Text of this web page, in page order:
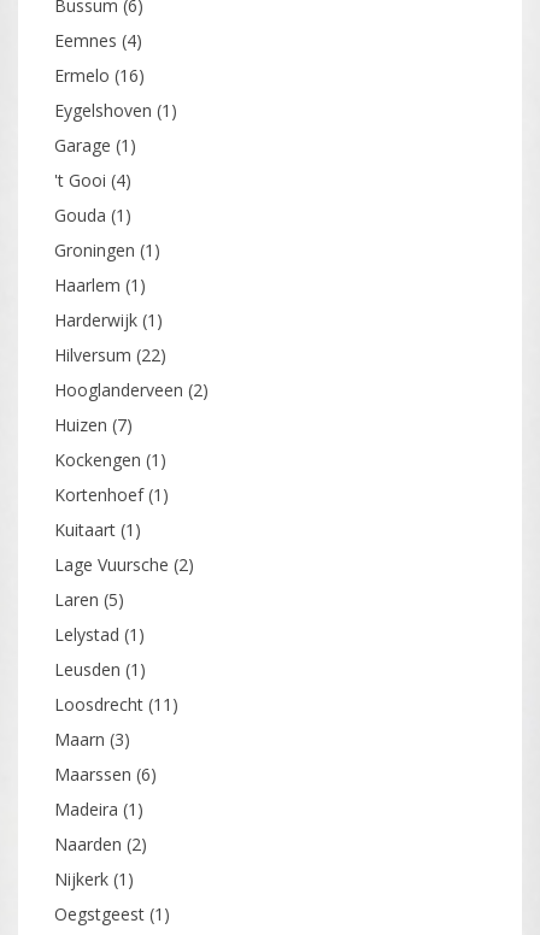
Bussum (6)
Eemnes (4)
Ermelo (16)
Eygelshoven (1)
Garage (1)
't Gooi (4)
Gouda (1)
Groningen (1)
Haarlem (1)
Harderwijk (1)
Hilversum (22)
Hooglanderveen (2)
Huizen (7)
Kockengen (1)
Kortenhoef(1)
Kuitaart (1)
Lage Vuursche (2)
Laren (5)
Lelystad (1)
Leusden (1)
Loosdrecht (11)
Maarn (3)
Maarssen (6)
Madeira (1)
Naarden (2)
Nijkerk (1)
Oegstgeest (1)